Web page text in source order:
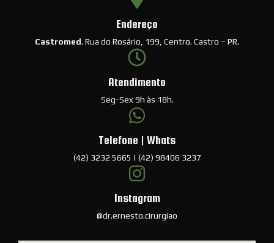
Endereço
Castromed. Rua do Rosário, 199, Centro. Castro – PR.
Atendimento
Seg-Sex 9h às 18h.
Telefone | Whats
(42) 3232 5665 | (42) 98406 3237
Instagram
@dr.ernesto.cirurgiao